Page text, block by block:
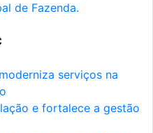
de Fazenda.
serviços na
e fortalece a gestão